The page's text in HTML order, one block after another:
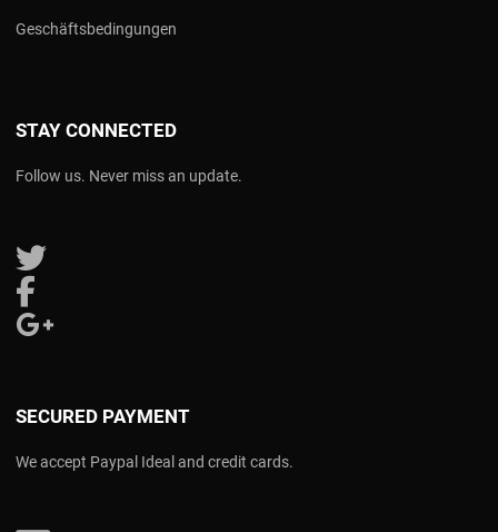
Geschäftsbedingungen
STAY CONNECTED
Follow us. Never miss an update.
Follow us on Twitter
SECURED PAYMENT
We accept Paypal Ideal and credit cards.